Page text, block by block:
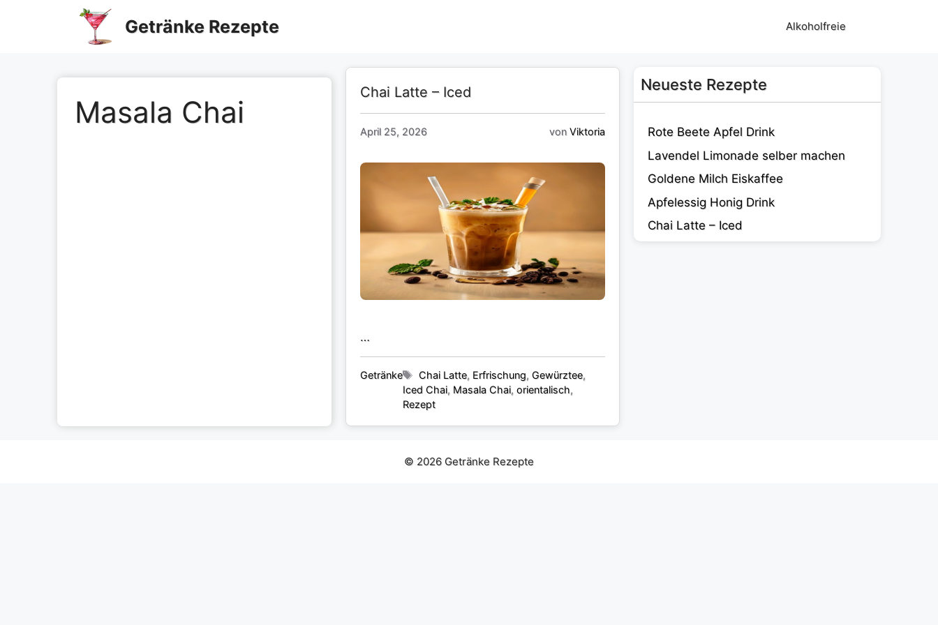
Getränke Rezepte Alkoholfreie
Masala Chai
Chai Latte – Iced
April 25, 2026 von Viktoria
…
Kategorien
Getränke Schlagwörter
Chai Latte, Erfrischung,Gewürztee,
Iced Chai, Masala Chai, orientalisch,
Rezept
Neueste Rezepte
Rote Beete Apfel Drink
Lavendel Limonade selber machen
Goldene Milch Eiskaffee
Apfelessig Honig Drink
Chai Latte – Iced
© 2026 Getränke Rezepte